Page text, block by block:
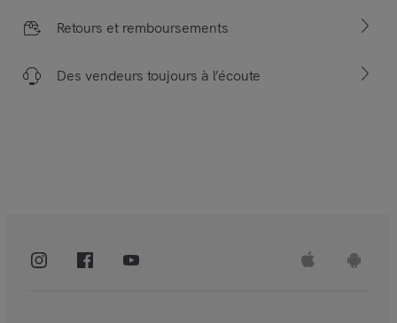
Retours et remboursements
Des vendeurs toujours à l’écoute